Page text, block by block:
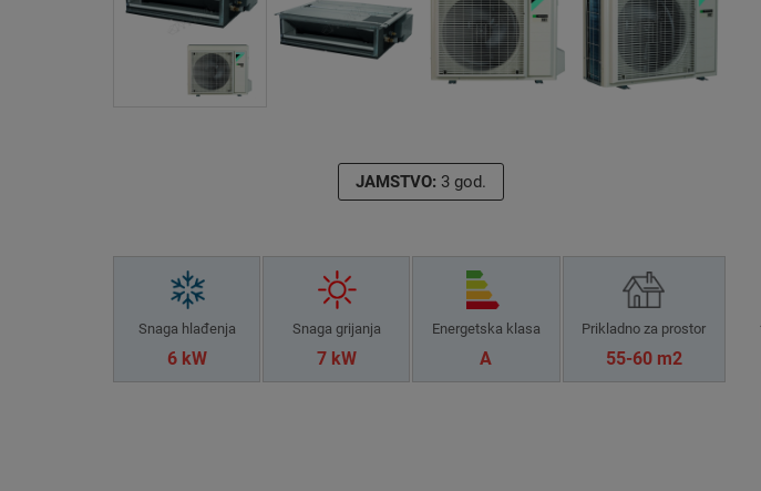
JAMSTVO: 3 god.
Snaga hlađenja
6 kW
Snaga grijanja
7 kW
Energetska klasa
A
Prikladno za prostor
55-60 m2